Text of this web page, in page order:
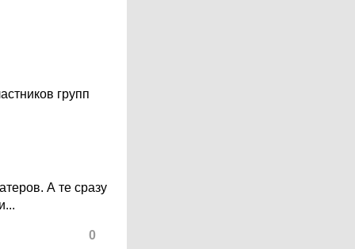
групп
А те сразу
0